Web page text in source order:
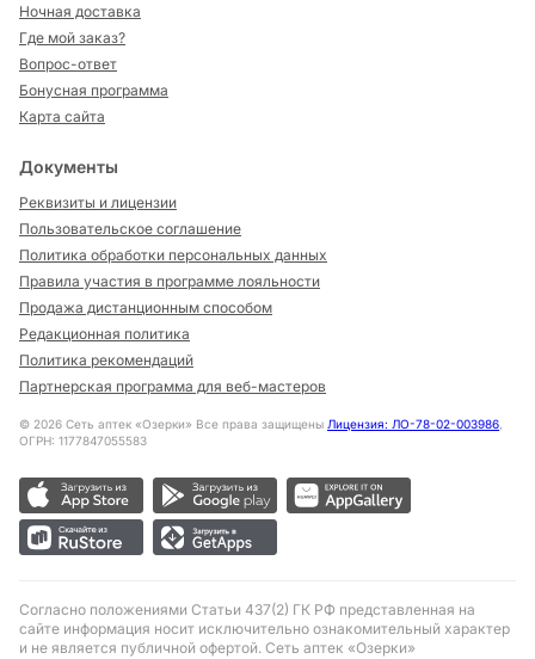
Ночная доставка
Где мой заказ?
Вопрос-ответ
Бонусная программа
Карта сайта
Документы
Реквизиты и лицензии
Пользовательское соглашение
Политика обработки персональных данных
Правила участия в программе лояльности
Продажа дистанционным способом
Редакционная политика
Политика рекомендаций
Партнерская программа для веб-мастеров
© 2026 Сеть аптек «Озерки» Все права защищены Лицензия: ЛО-78-02-003986,
ОГРН: 1177847055583
Согласно положениями Статьи 437(2) ГК РФ представленная на
сайте информация носит исключительно ознакомительный характер
и не является публичной офертой. Сеть аптек «Озерки»